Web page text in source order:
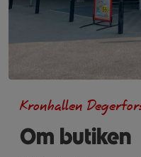
Om butiken
Kronhallen